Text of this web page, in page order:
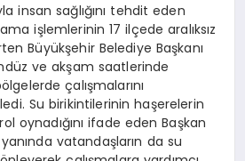
insan sağlığını tehdit eden
işlemlerinin 17 ilçede aralıksız
Büyükşehir Belediye Başkanı
ve akşam saatlerinde
çalışmalarını
Su birikintilerinin haşerelerin
oynadığını ifade eden Başkan
vatandaşların da su